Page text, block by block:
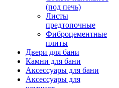
(под печь)
Листы
предтопочные
Фиброцементные
плиты
Двери для бани
Камни для бани
Аксессуары для бани
Аксессуары для